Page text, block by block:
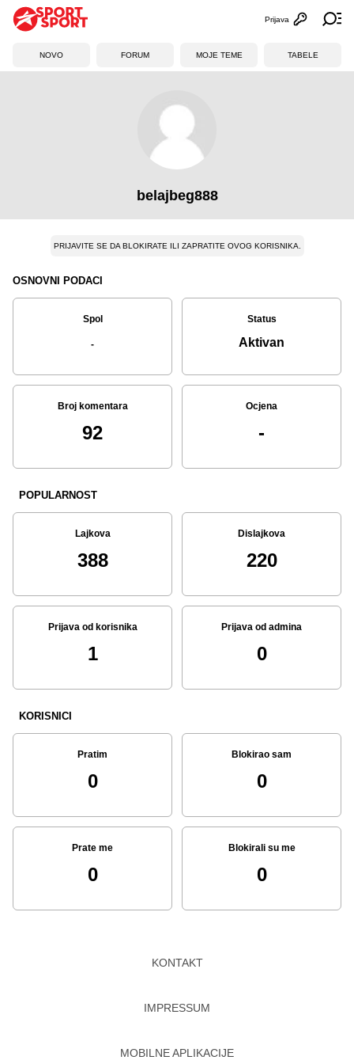
Otvori
Prijava
NOVO FORUM MOJE TEME TABELE
belajbeg888
PRIJAVITE SE DA BLOKIRATE ILI ZAPRATITE OVOG KORISNIKA.
OSNOVNI PODACI
Spol
-
Status
Aktivan
Broj komentara
92
Ocjena
-
POPULARNOST
Lajkova
388
Dislajkova
220
Prijava od korisnika
1
Prijava od admina
0
KORISNICI
Pratim
0
Blokirao sam
0
Prate me
0
Blokirali su me
0
KONTAKT
IMPRESSUM
MOBILNE APLIKACIJE